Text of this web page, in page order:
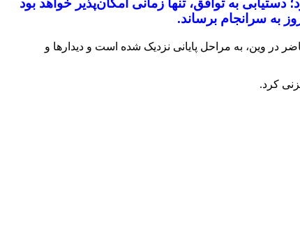
به توافق، تنها زمانی امکان‌پذیر خواهد بود
به سرانجام برساند.
در وین، به مراحل پایانی نزدیک شده است و دیدارها و
کرد.